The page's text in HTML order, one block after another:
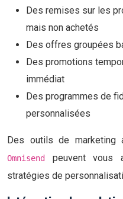
Des remises sur les
mais non achetés
Des offres groupées
Des promotions
immédiat
Des programmes de
personnalisées
Des outils de marketing
Omnisend
peuvent vous
stratégies de